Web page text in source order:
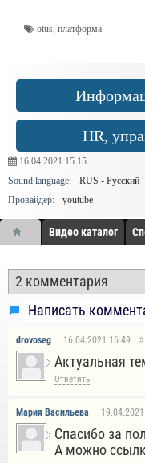
otus платформа
HR,
16.04.2021 15:15
Sound language:
RUS - Русский
Провайдер:
youtube
Видео каталог
Написать
drovoseg 16.04.2021 16:49 #
Актуальная
Ответить
Мария Васильева 19.04.2021
Спасибо за
А можно